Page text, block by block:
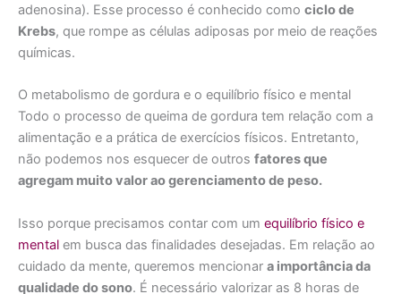
adenosina). Esse processo é conhecido como ciclo de
Krebs, que rompe as células adiposas por meio de reações
químicas.
O metabolismo de gordura e o equilíbrio físico e mental
Todo o processo de queima de gordura tem relação com a
alimentação e a prática de exercícios físicos. Entretanto,
não podemos nos esquecer de outros fatores que
agregam muito valor ao gerenciamento de peso.
Isso porque precisamos contar com um equilíbrio físico e
mental em busca das finalidades desejadas. Em relação ao
cuidado da mente, queremos mencionar a importância da
qualidade do sono. É necessário valorizar as 8 horas de